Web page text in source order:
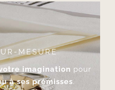
MESURE
imagination pour
à ses prémisses.